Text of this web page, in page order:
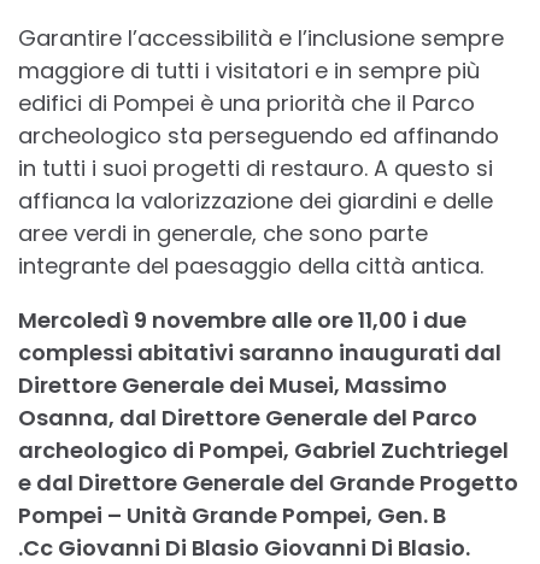
Garantire l’accessibilità e l’inclusione sempre
maggiore di tutti i visitatori e in sempre più
edifici di Pompei è una priorità che il Parco
archeologico sta perseguendo ed affinando
in tutti i suoi progetti di restauro. A questo si
affianca la valorizzazione dei giardini e delle
aree verdi in generale, che sono parte
integrante del paesaggio della città antica.
Mercoledì 9 novembre alle ore 11,00 i due
complessi abitativi saranno inaugurati dal
Direttore Generale dei Musei, Massimo
Osanna, dal Direttore Generale del Parco
archeologico di Pompei, Gabriel Zuchtriegel
e dal Direttore Generale del Grande Progetto
Pompei – Unità Grande Pompei, Gen. B
.Cc Giovanni Di Blasio Giovanni Di Blasio.